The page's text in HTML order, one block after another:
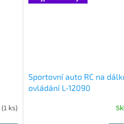
(1 ks)
Sportovní auto RC na
ovládání L-12090